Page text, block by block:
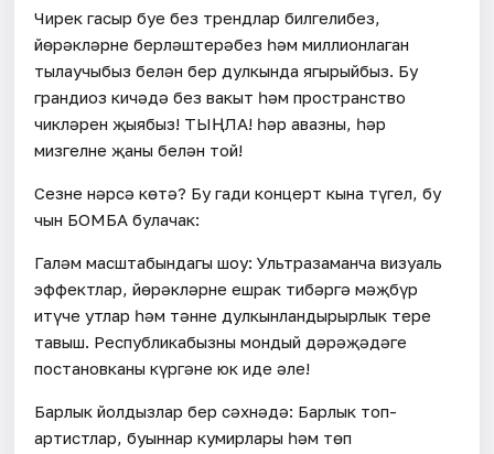
Чирек гасыр буе без трендлар билгелибез,
йөрәкләрне берләштерәбез һәм миллионлаган
тыңлаучыбыз белән бер дулкында яңгырыйбыз. Бу
грандиоз кичәдә без вакыт һәм пространство
чикләрен җыябыз! ТЫҢЛА! һәр авазны, һәр
мизгелне җаның белән той!
Сезне нәрсә көтә? Бу гади концерт кына түгел, бу
чын БОМБА булачак:
Галәм масштабындагы шоу: Ультразаманча визуаль
эффектлар, йөрәкләрне ешрак тибәргә мәҗбүр
итүче утлар һәм тәнне дулкынландырырлык тере
тавыш. Республикабызның мондый дәрәҗәдәге
постановканы күргәне юк иде әле!
Барлык йолдызлар бер сәхнәдә: Барлык топ-
артистлар, буыннар кумирлары һәм төп